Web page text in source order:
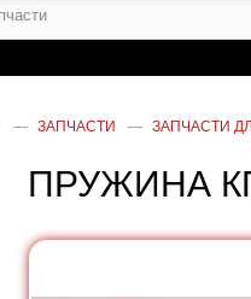
— ЗАПЧАСТИ — ЗАПЧАСТИ
ПРУЖИНА